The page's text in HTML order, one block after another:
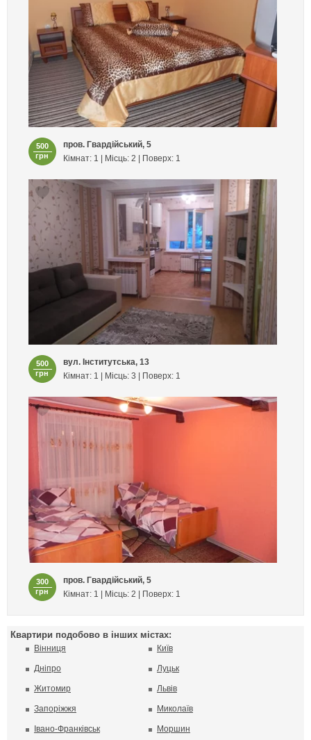
500
грн
пров. Гвардійський, 5
Кімнат: 1 | Місць: 2 | Поверх: 1
500
грн
вул. Інститутська, 13
Кімнат: 1 | Місць: 3 | Поверх: 1
300
грн
пров. Гвардійський, 5
Кімнат: 1 | Місць: 2 | Поверх: 1
Квартири подобово в інших містах:
Вінниця
Дніпро
Житомир
Запоріжжя
Івано-Франківськ
Київ
Луцьк
Львів
Миколаїв
Моршин